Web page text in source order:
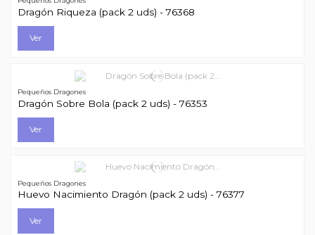
Dragón Riqueza (pack 2 uds) - 76368
Ver
Pequeños Dragones
Dragón Sobre Bola (pack 2 uds) - 76353
Ver
Pequeños Dragones
Huevo Nacimiento Dragón (pack 2 uds) - 76377
Ver